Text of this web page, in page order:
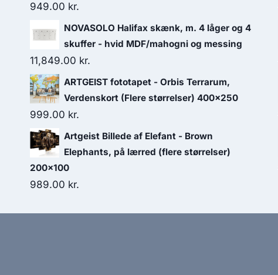
949.00 kr.
NOVASOLO Halifax skænk, m. 4 låger og 4
skuffer - hvid MDF/mahogni og messing
11,849.00 kr.
ARTGEIST fototapet - Orbis Terrarum,
Verdenskort (Flere størrelser) 400x250
999.00 kr.
Artgeist Billede af Elefant - Brown
Elephants, på lærred (flere størrelser)
200x100
989.00 kr.